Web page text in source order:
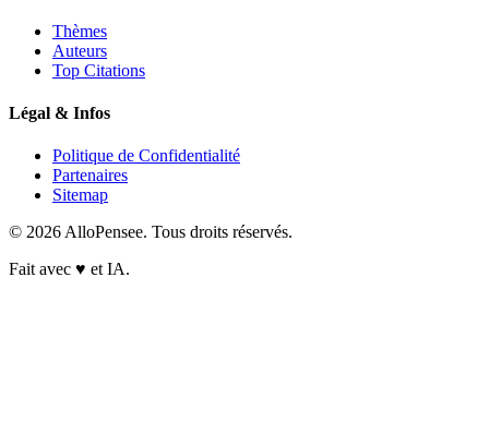
Thèmes
Auteurs
Top Citations
Légal & Infos
Politique de Confidentialité
Partenaires
Sitemap
© 2026 AlloPensee. Tous droits réservés.
Fait avec ♥ et IA.